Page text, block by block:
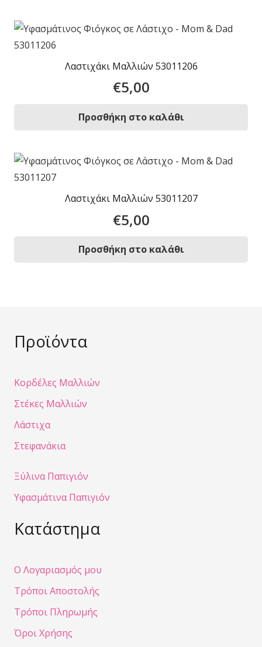
Λαστιχάκι Μαλλιών 53011206
€5,00
Προσθήκη στο καλάθι
Λαστιχάκι Μαλλιών 53011207
€5,00
Προσθήκη στο καλάθι
Προϊόντα
Κορδέλες Μαλλιών
Στέκες Μαλλιών
Λάστιχα
Στεφανάκια
Ξύλινα Παπιγιόν
Υφασμάτινα Παπιγιόν
Κατάστημα
Ο Λογαριασμός μου
Τρόποι Αποστολής
Τρόποι Πληρωμής
Όροι Χρήσης